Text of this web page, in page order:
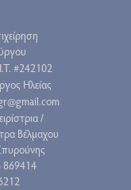
#242102
Ηλείας
/
Βέλμαχου
869414